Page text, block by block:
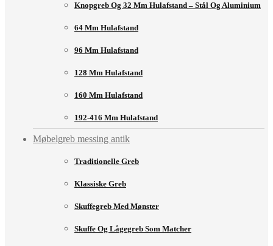
Knopgreb Og 32 Mm Hulafstand – Stål Og Aluminium
64 Mm Hulafstand
96 Mm Hulafstand
128 Mm Hulafstand
160 Mm Hulafstand
192-416 Mm Hulafstand
Møbelgreb messing antik
Traditionelle Greb
Klassiske Greb
Skuffegreb Med Mønster
Skuffe Og Lågegreb Som Matcher